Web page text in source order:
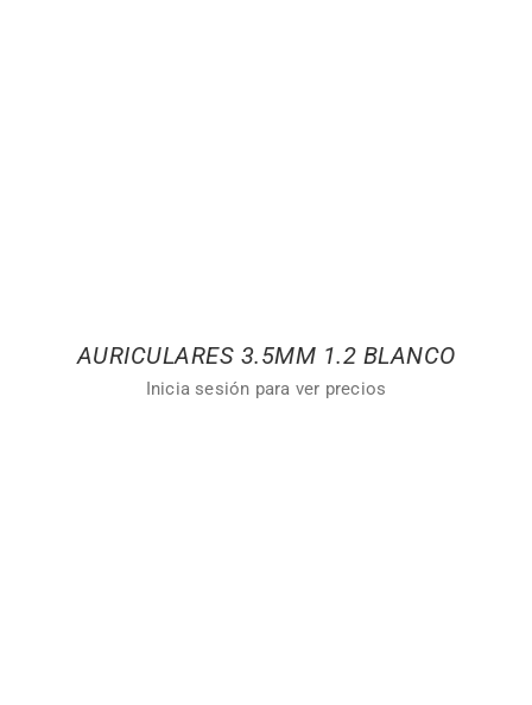
AURICULARES 3.5MM 1.2 BLANCO
Inicia sesión para ver precios